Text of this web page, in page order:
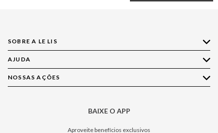
SOBRE A LE LIS
Quem Somos
Nossas Lojas
Política de Privacidade
AJUDA
Compre pelo WhatsApp
Central de Relacionamento
NOSSAS AÇÕES
BAIXE O APP
Aproveite benefícios exclusivos